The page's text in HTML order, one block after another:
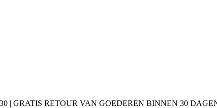
| GRATIS RETOUR VAN GOEDEREN BINNEN 30